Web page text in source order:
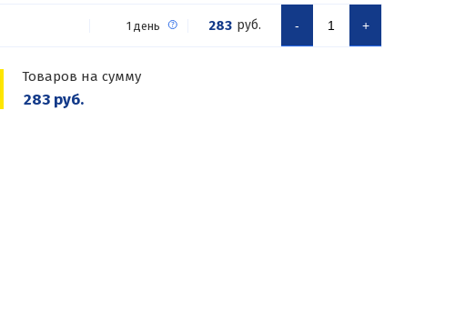
1 день 283 руб. - +
Товаров на сумму
283 руб.